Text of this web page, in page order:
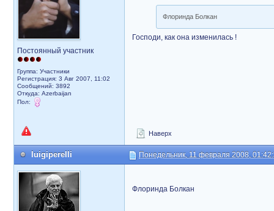
Постоянный участник
Группа: Участники
Регистрация: 3 Авг 2007, 11:02
Сообщений: 3892
Откуда: Azerbaijan
Пол:
Флоринда Болкан
Господи, как она изменилась !
Наверх
luigiperelli Понедельник, 11 февраля 2008,
Флоринда Болкан